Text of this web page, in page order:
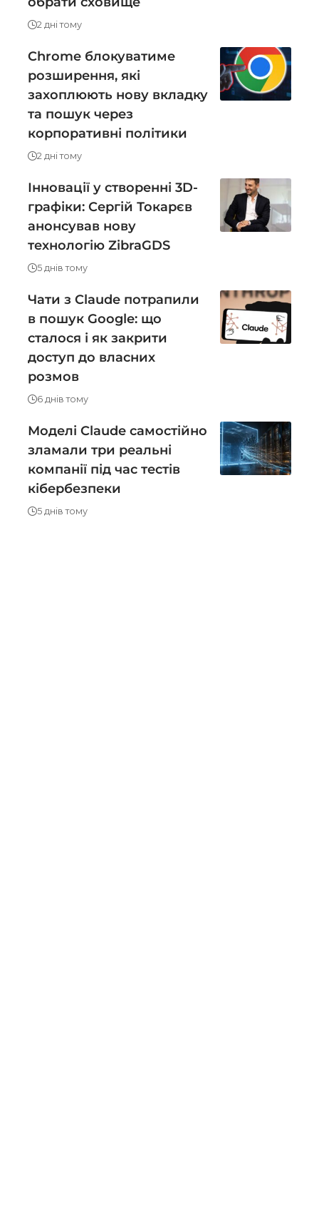
2 дні тому
Chrome блокуватиме
розширення, які
захоплюють нову вкладку
та пошук через
корпоративні політики
2 дні тому
Інновації у створенні 3D-
графіки: Сергій Токарєв
анонсував нову
технологію ZibraGDS
5 днів тому
Чати з Claude потрапили
в пошук Google: що
сталося і як закрити
доступ до власних
розмов
6 днів тому
Моделі Claude самостійно
зламали три реальні
компанії під час тестів
кібербезпеки
5 днів тому